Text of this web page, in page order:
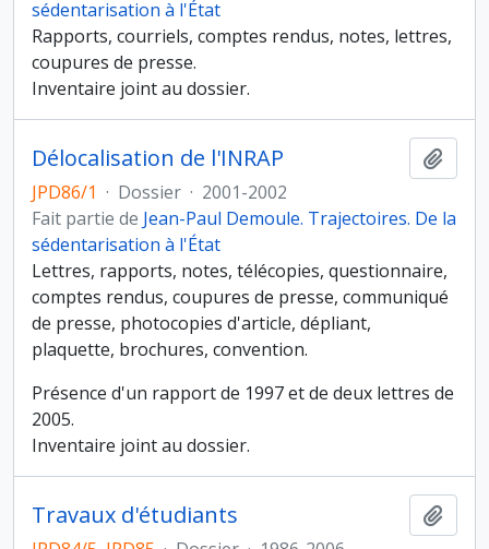
sédentarisation à l'État
Rapports, courriels, comptes rendus, notes, lettres,
coupures de presse.
Inventaire joint au dossier.
Délocalisation de l'INRAP
JPD86/1 · Dossier · 2001-2002
Fait partie de Jean-Paul Demoule. Trajectoires. De la
sédentarisation à l'État
Lettres, rapports, notes, télécopies, questionnaire,
comptes rendus, coupures de presse, communiqué
de presse, photocopies d'article, dépliant,
plaquette, brochures, convention.
Présence d'un rapport de 1997 et de deux lettres de
2005.
Inventaire joint au dossier.
Travaux d'étudiants